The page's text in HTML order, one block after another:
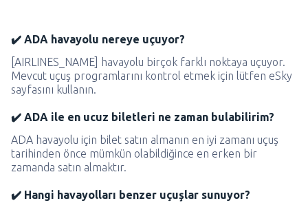
✔️ ADA havayolu nereye uçuyor?
[AIRLINES_NAME] havayolu birçok farklı noktaya uçuyor.
Mevcut uçuş programlarını kontrol etmek için lütfen eSky
sayfasını kullanın.
✔️ ADA ile en ucuz biletleri ne zaman bulabilirim?
ADA havayolu için bilet satın almanın en iyi zamanı uçuş
tarihinden önce mümkün olabildiğince en erken bir
zamanda satın almaktır.
✔️ Hangi havayolları benzer uçuşlar sunuyor?